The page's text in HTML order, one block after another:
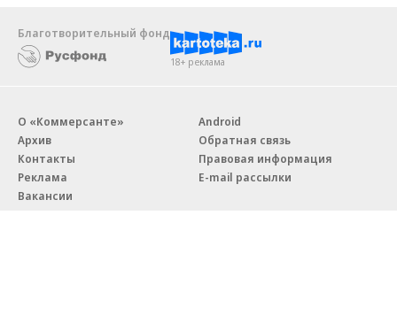
Благотворительный фонд
18+ реклама
О «Коммерсанте»
Архив
Контакты
Реклама
Вакансии
Android
Обратная связь
Правовая информация
E-mail рассылки